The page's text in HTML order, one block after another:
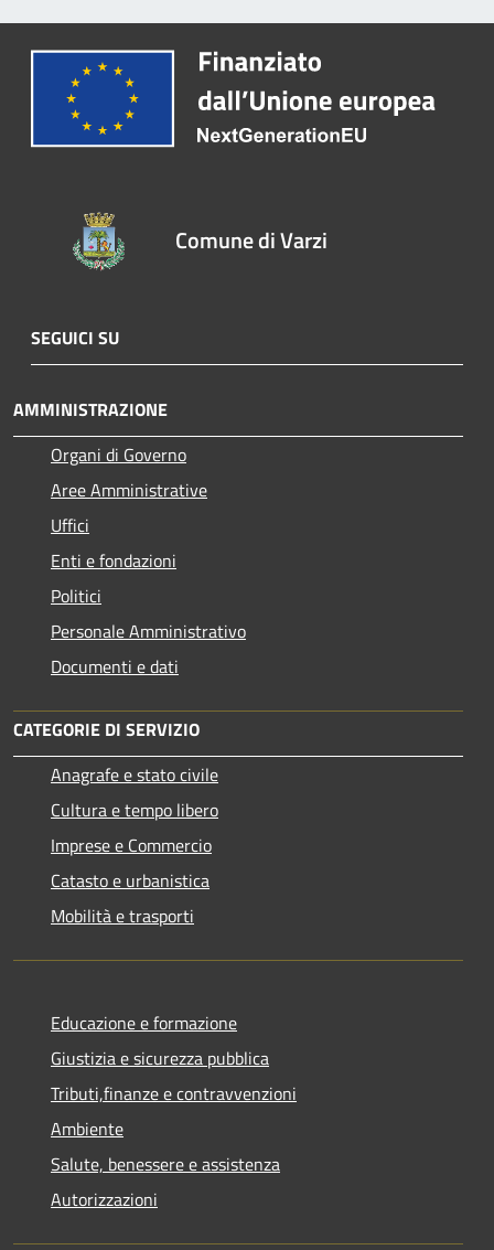
Comune di Varzi
SEGUICI SU
AMMINISTRAZIONE
Organi di Governo
Aree Amministrative
Uffici
Enti e fondazioni
Politici
Personale Amministrativo
Documenti e dati
CATEGORIE DI SERVIZIO
Anagrafe e stato civile
Cultura e tempo libero
Imprese e Commercio
Catasto e urbanistica
Mobilità e trasporti
Educazione e formazione
Giustizia e sicurezza pubblica
Tributi,finanze e contravvenzioni
Ambiente
Salute, benessere e assistenza
Autorizzazioni